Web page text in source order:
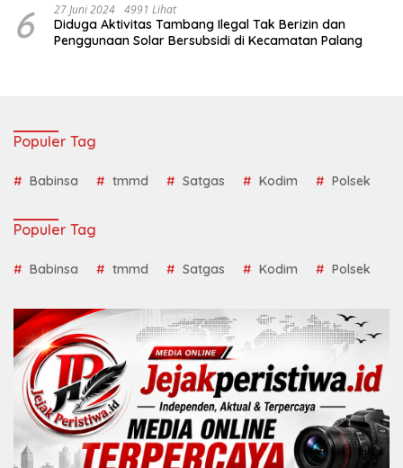
6 27 Juni 2024 4991 Lihat
Diduga Aktivitas Tambang Ilegal Tak Berizin dan
Penggunaan Solar Bersubsidi di Kecamatan Palang
Populer Tag
Babinsa tmmd Satgas Kodim Polsek
Populer Tag
Babinsa tmmd Satgas Kodim Polsek